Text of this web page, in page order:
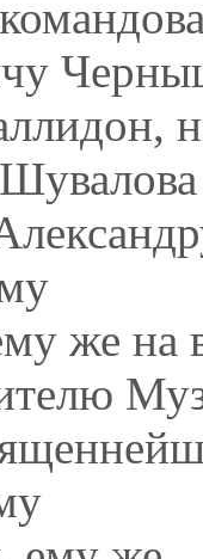
же на